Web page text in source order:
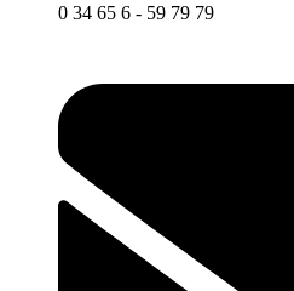
0 34 65 6 - 59 79 79